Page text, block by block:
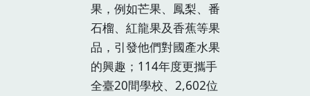
果，例如芒果、鳳梨、番
石榴、紅龍果及香蕉等果
品，引發他們對國產水果
的興趣；114年度更攜手
全臺20間學校、2,602位